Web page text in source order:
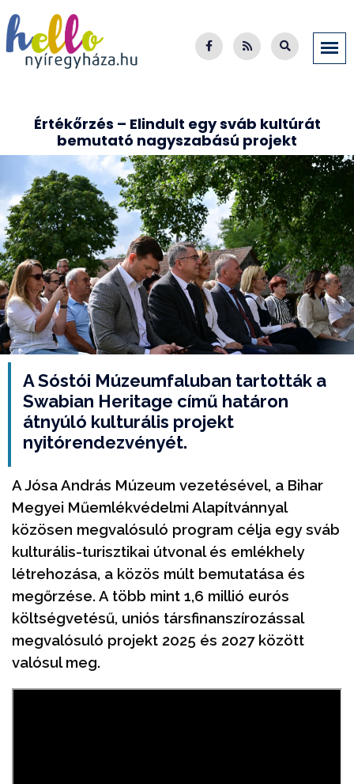
Értékőrzés – Elindult egy sváb kultúrát
bemutató nagyszabású projekt
A Sóstói Múzeumfaluban tartották a
Swabian Heritage című határon
átnyúló kulturális projekt
nyitórendezvényét.
A Jósa András Múzeum vezetésével, a Bihar
Megyei Műemlékvédelmi Alapítvánnyal
közösen megvalósuló program célja egy sváb
kulturális-turisztikai útvonal és emlékhely
létrehozása, a közös múlt bemutatása és
megőrzése. A több mint 1,6 millió eurós
költségvetésű, uniós társfinanszírozással
megvalósuló projekt 2025 és 2027 között
valósul meg.